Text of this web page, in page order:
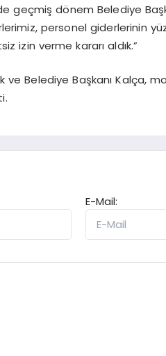
geçmiş dönem Belediye
personel giderlerinin
izin verme kararı aldık.”
Belediye Başkanı Kalça,
E-Mail: